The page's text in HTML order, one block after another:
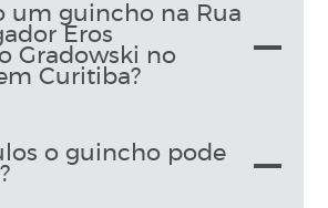
um guincho na Rua
Eros
Gradowski no
Curitiba?
o guincho pode